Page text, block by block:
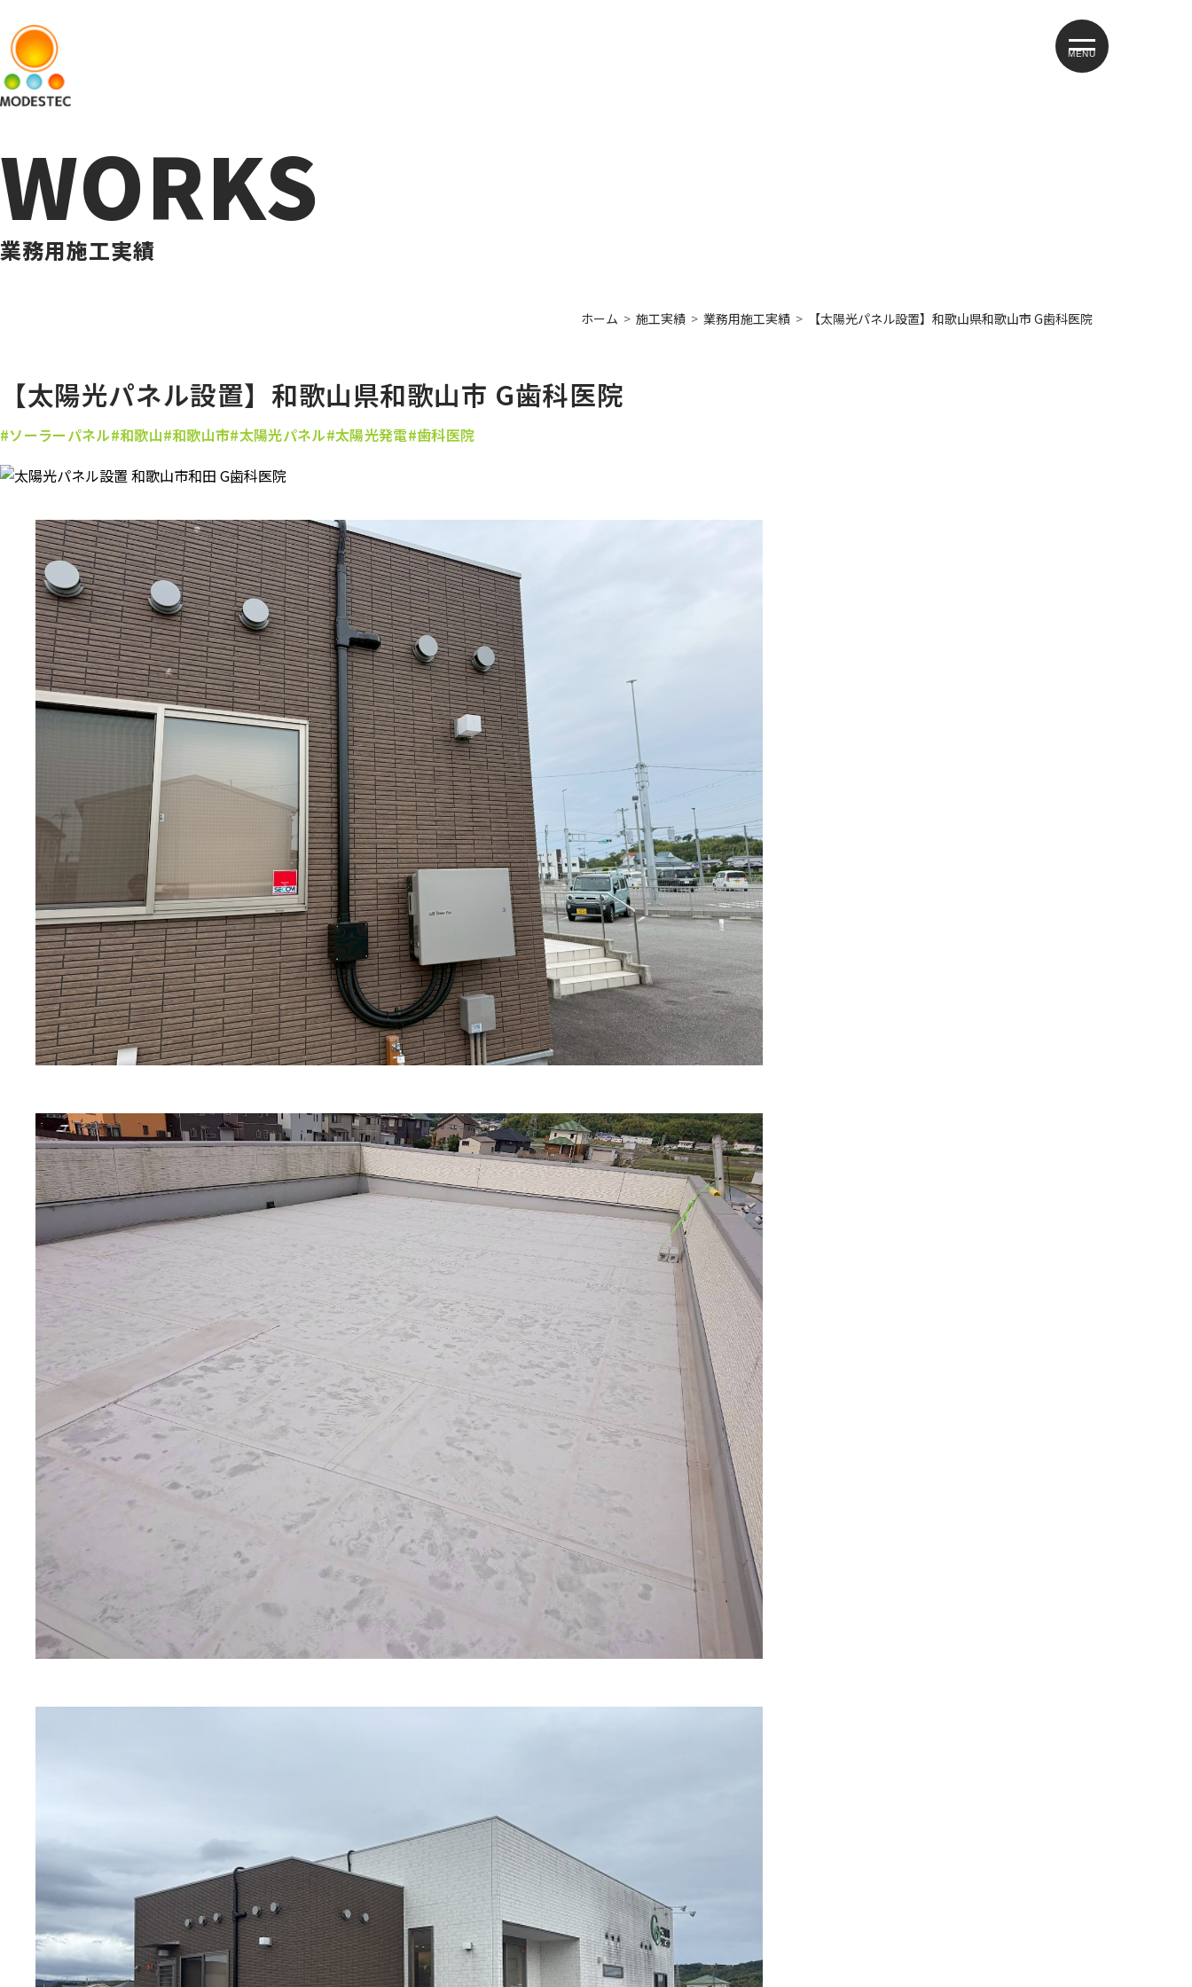
MENU
WORKS
業務用施工実績
ホーム 施工実績 業務用施工実績 【太陽光パネル設置】和歌山県和歌山市 G歯科医院
【太陽光パネル設置】和歌山県和歌山市 G歯科医院
#ソーラーパネル#和歌山#和歌山市#太陽光パネル#太陽光発電#歯科医院